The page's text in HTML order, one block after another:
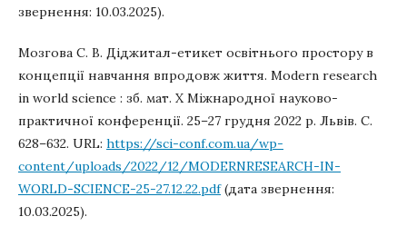
звернення: 10.03.2025).
Мозгова С. В. Діджитал-етикет освітнього простору в
концепції навчання впродовж життя. Modern research
in world science : зб. мат. Х Міжнародної науково-
практичної конференції. 25–27 грудня 2022 р. Львів. С.
628–632. URL: https://sci-conf.com.ua/wp-
content/uploads/2022/12/MODERNRESEARCH-IN-
WORLD-SCIENCE-25-27.12.22.pdf(дата звернення:
10.03.2025).